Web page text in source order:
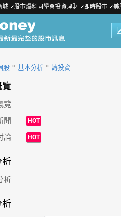
城 股市爆料同學會投資理財 即時股市 美
股 基本分析 轉投資
覽
覽
聞
HOT
論 HOT
析
析
析